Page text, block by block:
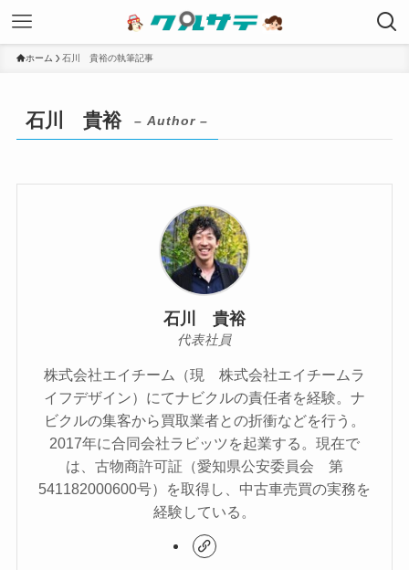
ホーム 石川 貴裕の執筆記事
石川 貴裕 – Author –
石川 貴裕
代表社員
株式会社エイチーム（現 株式会社エイチームラ
イフデザイン）にてナビクルの責任者を経験。ナ
ビクルの集客から買取業者との折衝などを行う。
2017年に合同会社ラビッツを起業する。現在で
は、古物商許可証（愛知県公安委員会 第
541182000600号）を取得し、中古車売買の実務を
経験している。